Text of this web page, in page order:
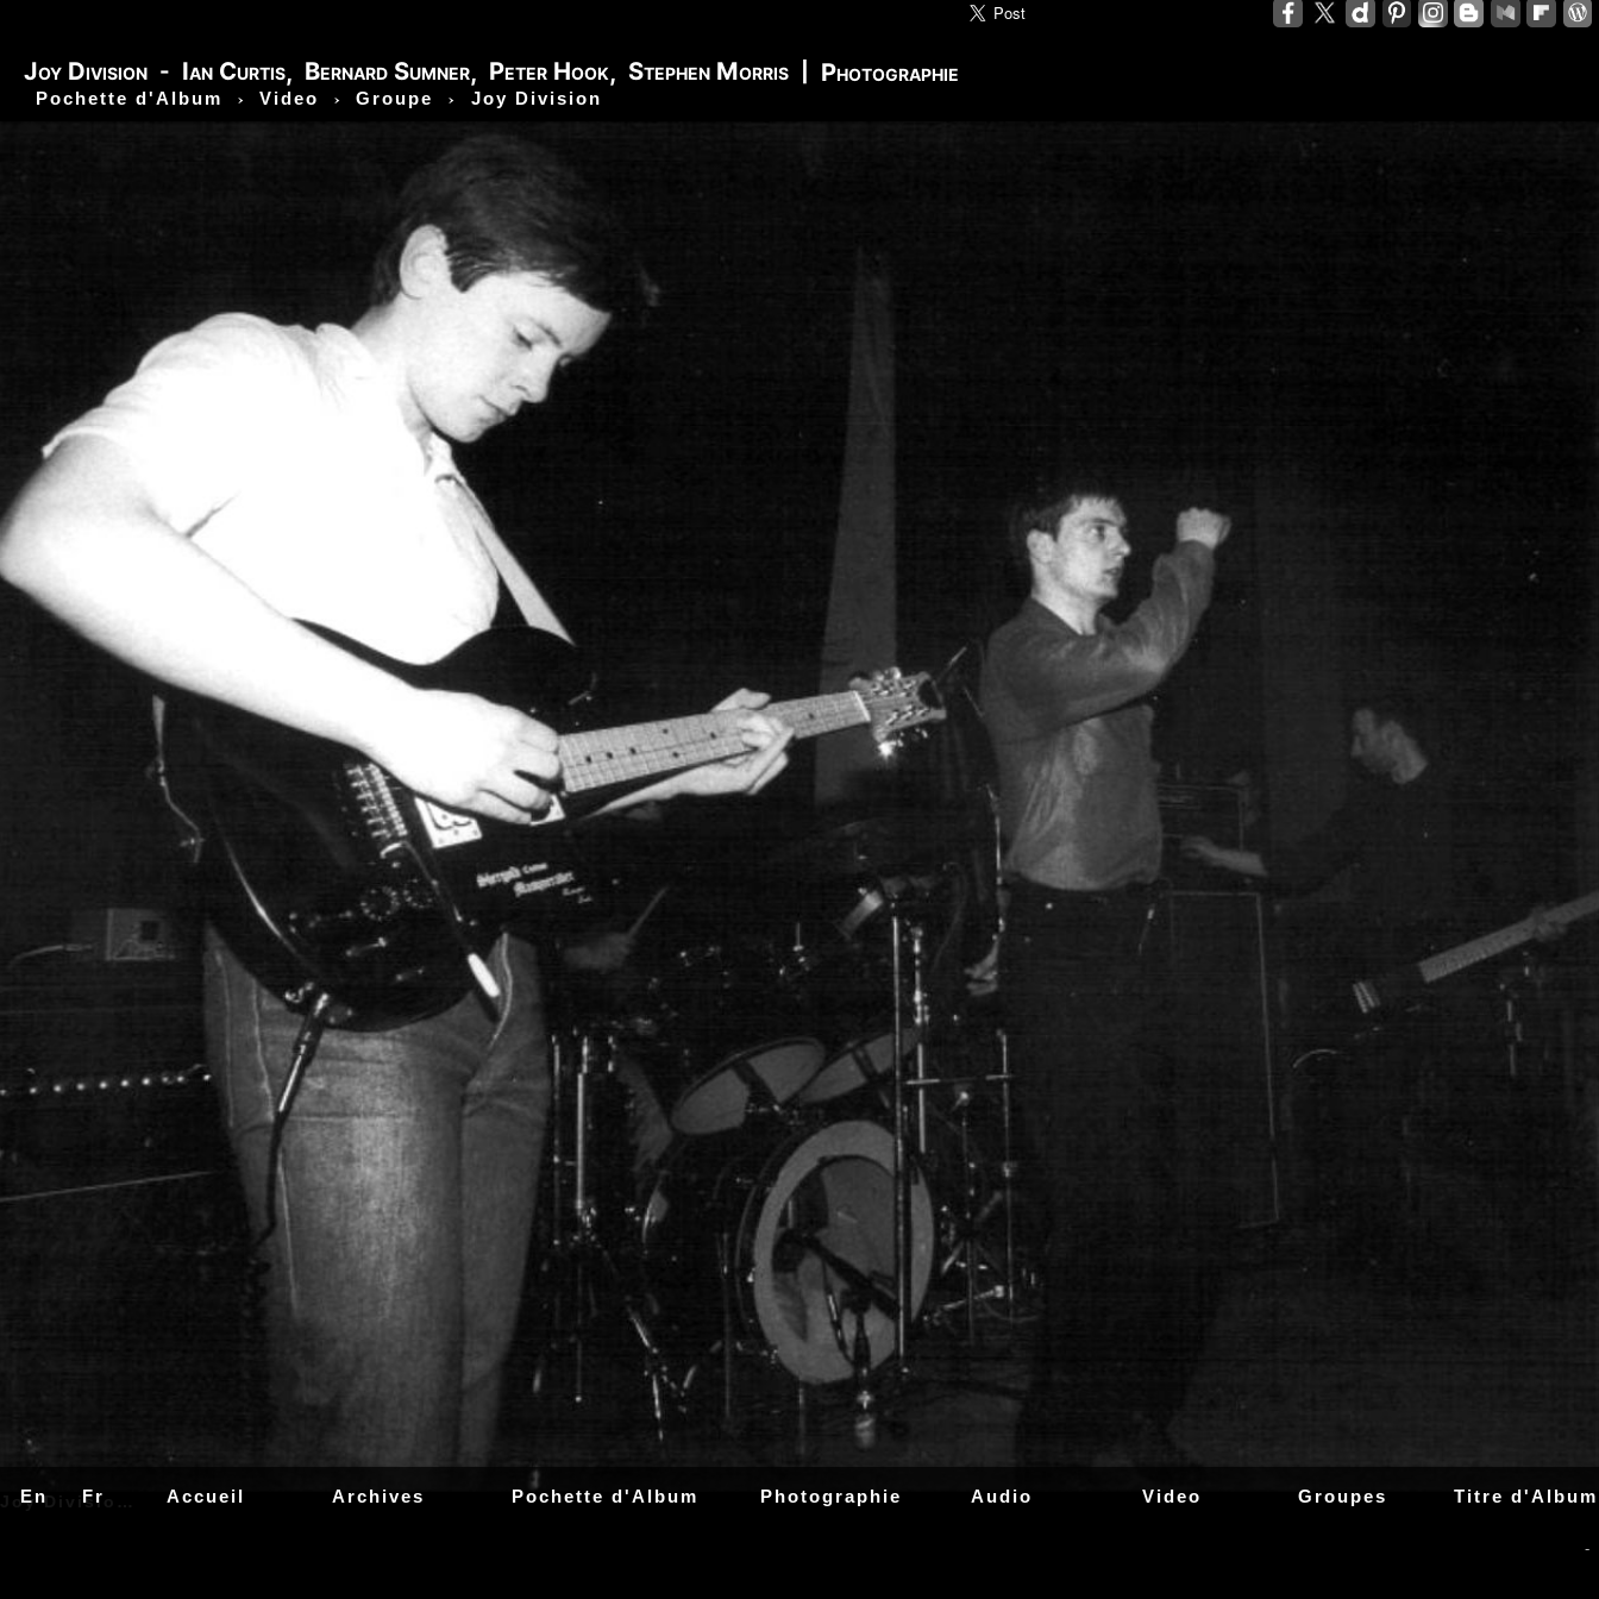
En Fr Accueil Archives Pochette d'Album Photographie Audio Video Groupes Titre d'Album
Joy Division - Ian Curtis, Bernard Sumner, Peter Hook, Stephen Morris Photographie
Pochette d'Album › Video › Groupe › Joy Division
-
Richard Sohl - Ivan Král - Bruce Brody - Fred «Sonic» Smith - Kasim Sulton - Oliver Ray - Jack Petruzzelli - Tom Verlaine - Allen Lanier - John Cale -
Getz - James Gurley - Brad Campbell - Richard Kermode - Gabriel Mekler - Cornelius «Snooky» Flowers - Terry Clements - Luis Gasca - Richard Bell
- Ken Pearson - John Till - Brad Campbell - Clark Pierson - Ad-Rock - Mike D - MCA - Adam Horovitz - Michael Diamond - Adam Yauch - Bernie
Bonvoisin - Norbert Krief - Yves Brusco - Jean-Émile Hanela «Jeannot» - Johnny Rotten - Steve Jones - Sid Vicious - Glen Matlock - Paul Cook -
Bernie Bonvoisin - Norbert Krief - Yves Brusco - Jean-Émile Hanela «Jeannot» - Brian Johnson - Bon Scott - Malcolm Young - Angus Young - Cliff
Ladyland - 1968, Waiting For The Sun - 1968, I - 1969, II - 1969, The Soft Parade - 1969, III - 1970, Morrison Hotel - 1970, IV - 1971, L.A. Woman -
1971, Who's Next - 1971, Houses Of The Holy - 1973, Physical Graffiti - 1975, Horses - 1975, 1976, Leave Home - 1977, Rocket To Russia - 1977,
Never Mind The Bollocks, Here's The Sex Pistols - 1977, The Clash - 1977, Road To Ruin - 1978, Give 'Em Enough Rope - 1978, Highway To Hell -
1979, Unknown Pleasures - 1979, London Calling - 1979, Back In Black - 1980, Love Will Tear Us Apart - 1980, End of the Century - 1980,
Repression - 1980, Combat Rock - 1982, Bleach - 1989, Nevermind - 1991, Incesticide - 1992, Rage Against The Machine - 1992, In Utero - 1993,
Beastie Boys - Ill Communication - 1994, Evil Empire - 1996, The Battle Of Los Angeles - 1999, Renegades - 2000, Nirvana - 2002 | Track Listing,
Music Group Member, Music Group, Bands, A collection of Music Tracks, Music Playlist | Music, Informations, Discography, Lead Singer, Album Infos,
Song, Listen, Watch, Look, See, View, Photos, Clip, Live, Concerts, Album Covers, Videos, Photographs | 123 Rock